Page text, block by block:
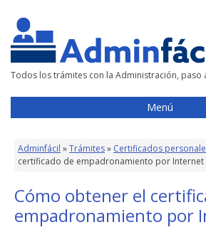
Todos los trámites con la Administración, paso
Menú
Adminfácil »Trámites» Certificados
certificado de empadronamiento por Internet
Cómo obtener el
empadronamiento por